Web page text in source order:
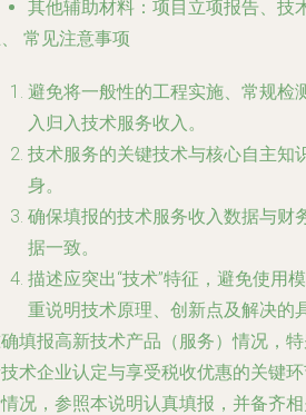
其他辅助材料 ：项目立项报告、
常见注意事项
避免将一般性的工程实施、常规检
入归入技术服务收入。
技术服务的关键技术与核心自主知
身。
确保填报的技术服务收入数据与财
据一致。
描述应突出“技术”特征，避免使用
重说明技术原理、创新点及解决的
填报高新技术产品（服务）情况，
术企业认定与享受税收优惠的关键
况，参照本说明认真填报，并备齐相